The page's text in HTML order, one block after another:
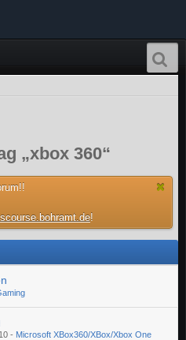
„xbox 360“
!
- Microsoft XBox360/XBox/Xbox One